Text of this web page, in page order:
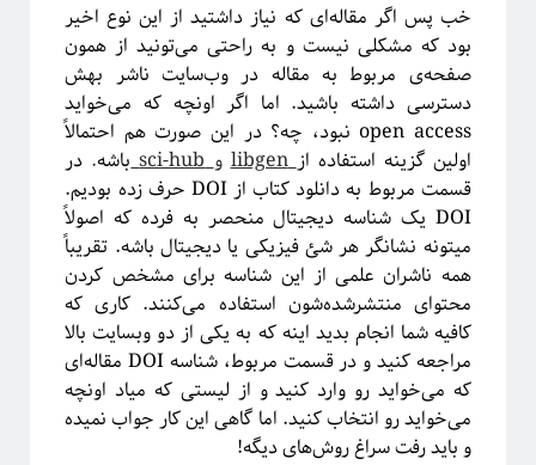
ورود
خوراک ورودی‌ها
خوراک دیدگاه‌ها
وردپرس
This work is licensed under a Creative Commons Attribution-
NonCommercial-ShareAlike 4.0 International License
خب پس اگر مقاله‌ای که نیاز داشتید از این نوع اخیر
بود که مشکلی نیست و به راحتی می‌تونید از همون
صفحه‌ی مربوط به مقاله در وب‌سایت ناشر بهش
دسترسی داشته باشید. اما اگر اونچه که می‌خواید
open access نبود، چه؟ در این صورت هم احتمالاً
اولین گزینه استفاده ازlibgen وsci-hub باشه. در
قسمت مربوط به دانلود کتاب از DOI حرف زده بودیم.
DOI یک شناسه دیجیتال منحصر به فرده که اصولاً
میتونه نشانگر هر شئ فیزیکی یا دیجیتال باشه. تقریباً
همه ناشران علمی از این شناسه برای مشخص کردن
محتوای منتشرشده‌شون استفاده می‌کنند. کاری که
کافیه شما انجام بدید اینه که به یکی از دو وبسایت بالا
مراجعه کنید و در قسمت مربوط، شناسه DOI مقاله‌ای
که می‌خواید رو وارد کنید و از لیستی که میاد اونچه
می‌خواید رو انتخاب کنید. اما گاهی این کار جواب نمیده
و باید رفت سراغ روش‌های دیگه!